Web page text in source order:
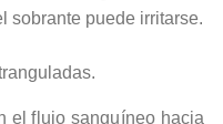
sobrante puede irritarse.
el flujo sanguíneo hacia